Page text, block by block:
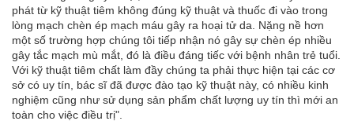
phát từ kỹ thuật tiêm không đúng kỹ thuật và thuốc đi vào trong
lòng mạch chèn ép mạch máu gây ra hoại tử da. Nặng nề hơn
một số trường hợp chúng tôi tiếp nhận nó gây sự chèn ép nhiều
gây tắc mạch mù mắt, đó là điều đáng tiếc với bệnh nhân trẻ tuổi.
Với kỹ thuật tiêm chất làm đầy chúng ta phải thực hiện tại các cơ
sở có uy tín, bác sĩ đã được đào tạo kỹ thuật này, có nhiều kinh
nghiệm cũng như sử dụng sản phẩm chất lượng uy tín thì mới an
toàn cho việc điều trị".